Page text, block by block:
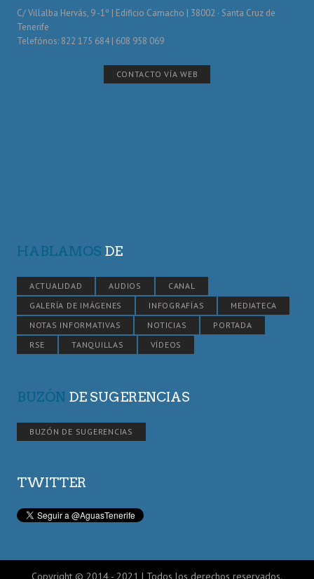
C/ Villalba Hervás, 9 -1º | Edificio Camacho | 38002 · Santa Cruz de
Tenerife
Telefónos: 822 175 684 | 608 958 069
CONTACTO VÍA WEB
HABLAMOS DE
ACTUALIDAD AUDIOS
CANAL
GALERÍA DE IMÁGENES
INFOGRAFÍAS
MEDIATECA
NOTAS INFORMATIVAS
NOTICIAS
PORTADA
RSE
TANQUILLAS VÍDEOS
BUZÓN DE SUGERENCIAS
BUZÓN DE SUGERENCIAS
TWITTER